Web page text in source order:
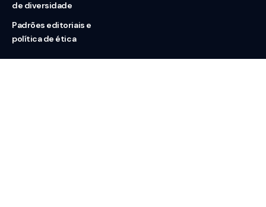
de diversidade
Padrões editoriais e
política de ética